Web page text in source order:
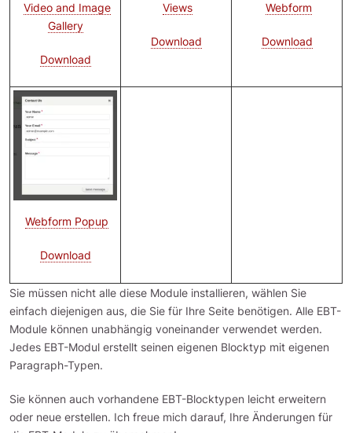
Video and Image
Gallery
Download
Views
Download
Webform
Download
Bild
Webform Popup
Download
Sie müssen nicht alle diese Module installieren, wählen Sie
einfach diejenigen aus, die Sie für Ihre Seite benötigen. Alle EBT-
Module können unabhängig voneinander verwendet werden.
Jedes EBT-Modul erstellt seinen eigenen Blocktyp mit eigenen
Paragraph-Typen.
Sie können auch vorhandene EBT-Blocktypen leicht erweitern
oder neue erstellen. Ich freue mich darauf, Ihre Änderungen für